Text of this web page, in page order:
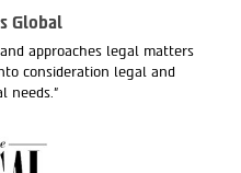
Global
approaches legal matters
consideration legal and
needs."